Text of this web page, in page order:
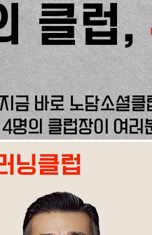
클럽,
지금 바로 노담소셜
4명의 클럽장이 여러